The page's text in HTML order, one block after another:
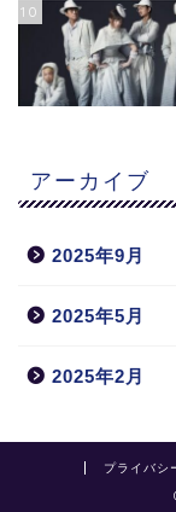
10
アーカイブ
2025年9月
2025年5月
2025年2月
プライバシ